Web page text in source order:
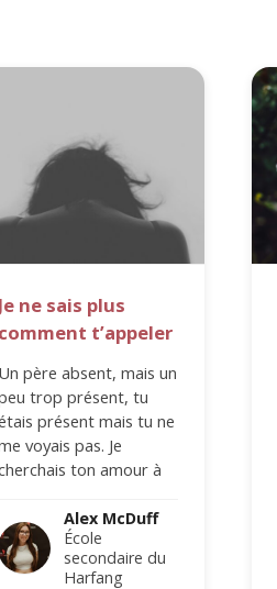
ne sais plus
t’appeler
père absent, mais un
trop présent, tu
présent mais tu ne
voyais pas. Je
ton amour à
Alex McDuff
École
secondaire du
Harfang